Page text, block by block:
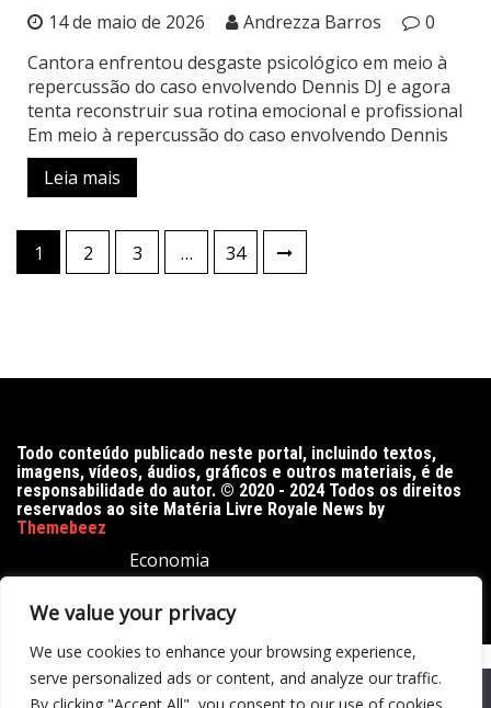
We value your privacy
We use cookies to enhance your browsing experience,
serve personalized ads or content, and analyze our traffic.
14 de maio de 2026 Andrezza Barros
0
Cantora enfrentou desgaste psicológico em meio à
repercussão do caso envolvendo Dennis DJ e agora
tenta reconstruir sua rotina emocional e profissional
Em meio à repercussão do caso envolvendo Dennis
Leia mais
Paginação
de
1 2 3 … 34
Todo conteúdo publicado neste portal, incluindo textos,
imagens, vídeos, áudios, gráficos e outros materiais, é de
responsabilidade do autor. © 2020 - 2024 Todos os direitos
reservados ao site Matéria Livre Royale News by
Themebeez
Economia
Entretenimento
Famosos
Esportes
Política
We use cookies to ensure that we give you the best